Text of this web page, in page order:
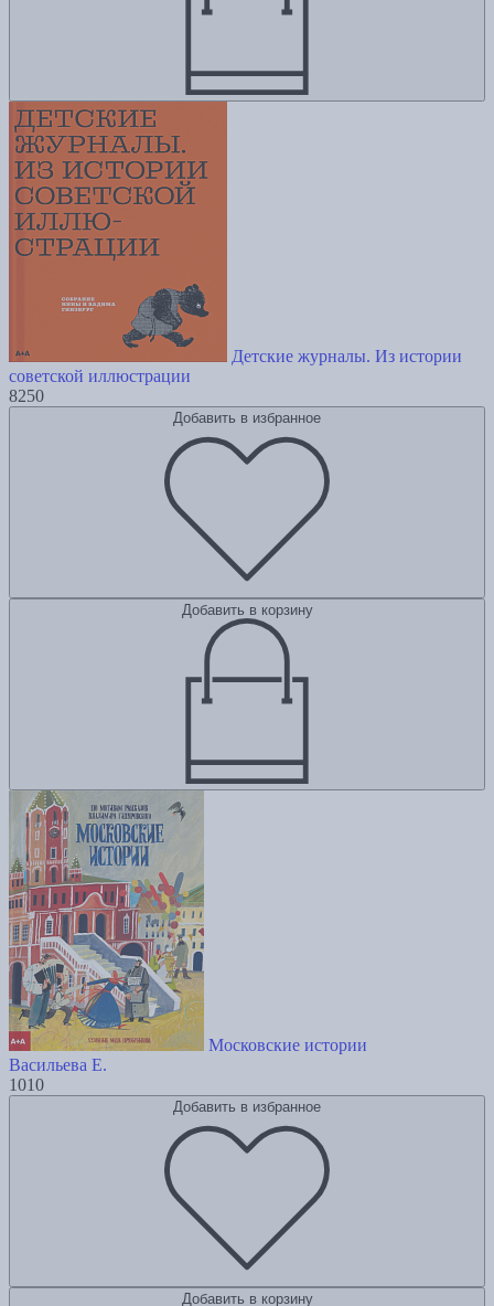
Детские журналы. Из истории
советской иллюстрации
8250
Добавить в избранное
Добавить в корзину
Московские истории
Васильева Е.
1010
Добавить в избранное
Добавить в корзину